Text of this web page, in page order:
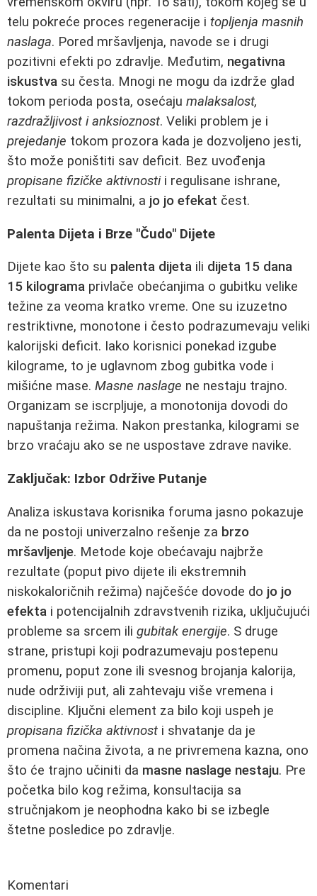
telu pokreće proces regeneracije i topljenja masnih
naslaga. Pored mršavljenja, navode se i drugi
pozitivni efekti po zdravlje. Međutim, negativna
iskustva su česta. Mnogi ne mogu da izdrže glad
tokom perioda posta, osećaju malaksalost,
razdražljivost i anksioznost. Veliki problem je i
prejedanje tokom prozora kada je dozvoljeno jesti,
što može poništiti sav deficit. Bez uvođenja
propisane fizičke aktivnostii regulisane ishrane,
rezultati su minimalni, a jo jo efekat čest.
Palenta Dijeta i Brze "Čudo" Dijete
Dijete kao što su palenta dijeta ili dijeta 15 dana
15 kilograma privlače obećanjima o gubitku velike
težine za veoma kratko vreme. One su izuzetno
restriktivne, monotone i često podrazumevaju veliki
kalorijski deficit. Iako korisnici ponekad izgube
kilograme, to je uglavnom zbog gubitka vode i
mišićne mase. Masne naslage ne nestaju trajno.
Organizam se iscrpljuje, a monotonija dovodi do
napuštanja režima. Nakon prestanka, kilogrami se
brzo vraćaju ako se ne uspostave zdrave navike.
Zaključak: Izbor Održive Putanje
Analiza iskustava korisnika foruma jasno pokazuje
da ne postoji univerzalno rešenje za brzo
mršavljenje. Metode koje obećavaju najbrže
rezultate (poput pivo dijete ili ekstremnih
niskokaloričnih režima) najčešće dovode do jo jo
efekta i potencijalnih zdravstvenih rizika, uključujući
probleme sa srcem ili gubitak energije. S druge
strane, pristupi koji podrazumevaju postepenu
promenu, poput zone ili svesnog brojanja kalorija,
nude održiviji put, ali zahtevaju više vremena i
discipline. Ključni element za bilo koji uspeh je
propisana fizička aktivnost i shvatanje da je
promena načina života, a ne privremena kazna, ono
što će trajno učiniti da masne naslage nestaju. Pre
početka bilo kog režima, konsultacija sa
stručnjakom je neophodna kako bi se izbegle
štetne posledice po zdravlje.
Komentari